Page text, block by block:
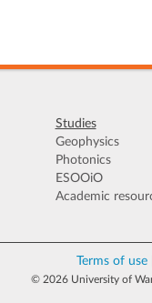
Studies
Geophysics
Photonics
ESOOiO
Academic
Terms of use|
© 2026 University of